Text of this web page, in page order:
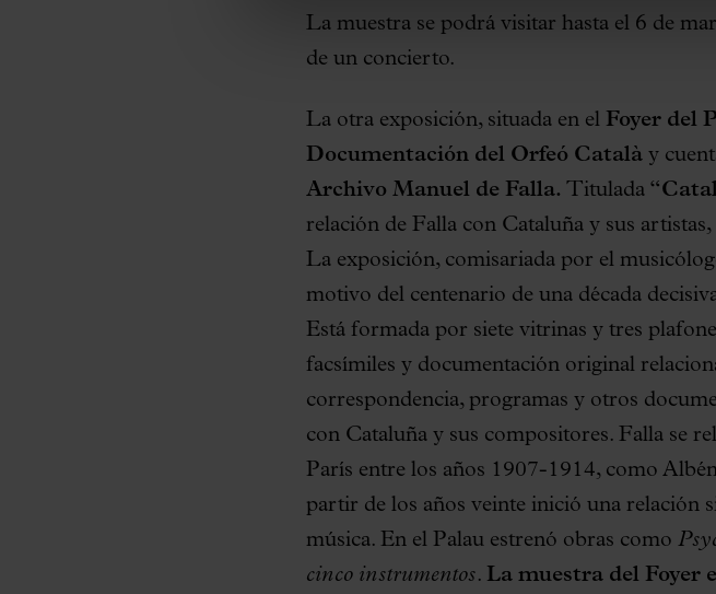
La muestra se podrá visitar hasta el 6 de
de un concierto.
La otra exposición, situada en el Foyer del
Documentación del Orfeó Català y
Archivo Manuel de Falla. Titulada
relación de Falla con Cataluña y sus
La exposición, comisariada por el
motivo del centenario de una década
Está formada por siete vitrinas y tres
facsímiles y documentación original
correspondencia, programas y otros
con Cataluña y sus compositores. Falla se
París entre los años 1907-1914, como
partir de los años veinte inició una relación
música. En el Palau estrenó obras como
cinco instrumentos. La muestra del Foyer